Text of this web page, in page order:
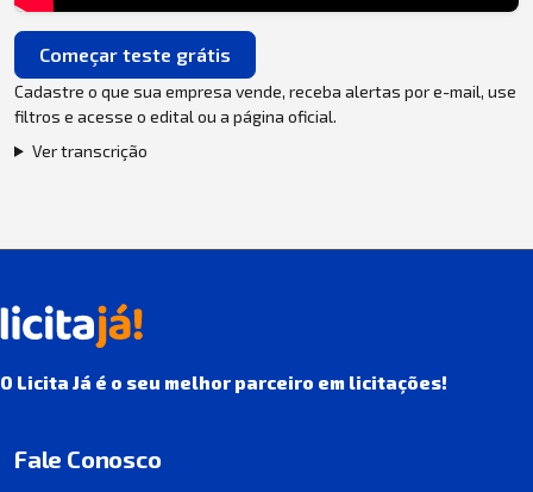
Começar teste grátis
Cadastre o que sua empresa vende, receba alertas por e-mail, use
filtros e acesse o edital ou a página oficial.
Ver transcrição
O Licita Já é o seu melhor parceiro em licitações!
Fale Conosco